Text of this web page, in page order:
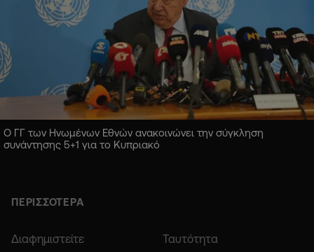
Ο ΓΓ των Ηνωμένων Εθνών ανακοινώνει την σύγκληση
συνάντησης 5+1 για το Κυπριακό
ΠΕΡΙΣΣΟΤΕΡΑ
Διαφημιστείτε Ταυτότητα